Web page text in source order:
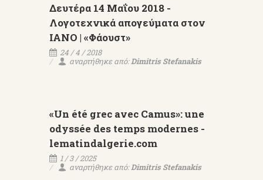
Δευτέρα 14 Μαΐου 2018 -
Λογοτεχνικά απογεύματα στον
ΙΑΝΟ | «Φάουστ»
24 / 4 / 2018
αναρτήθηκε από:Dimitris Stefanakis
«Un été grec avec Camus»: une
odyssée des temps modernes -
lematindalgerie.com
1 / 3 / 2025
αναρτήθηκε από:Dimitris Stefanakis